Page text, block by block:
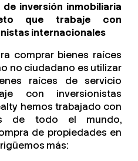
inversión inmobiliaria
que trabaje con
internacionales
comprar bienes raíces
no ciudadano es utilizar
raíces de servicio
con inversionistas
hemos trabajado con
de todo el mundo,
de propiedades en
más: